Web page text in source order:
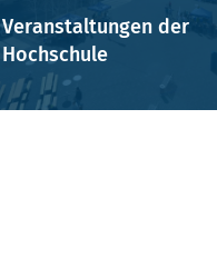
Veranstaltungen der
Hochschule